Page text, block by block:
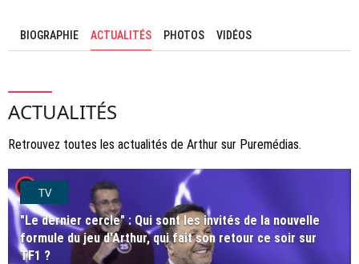
BIOGRAPHIE ACTUALITÉS PHOTOS VIDÉOS
ACTUALITÉS
Retrouvez toutes les actualités de Arthur sur Puremédias.
player2TV
"Le dernier cercle" : Qui sont les invités de la nouvelle
formule du jeu d'Arthur, qui fait son retour ce soir sur
TF1 ?